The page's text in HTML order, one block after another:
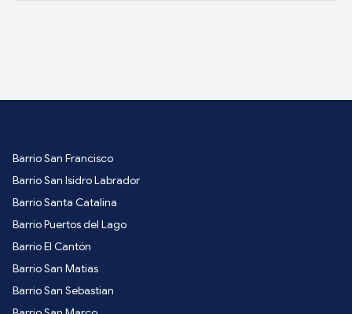
Barrio San Francisco
Barrio San Isidro Labrador
Barrio Santa Catalina
Barrio Puertos del Lago
Barrio El Cantón
Barrio San Matias
Barrio San Sebastian